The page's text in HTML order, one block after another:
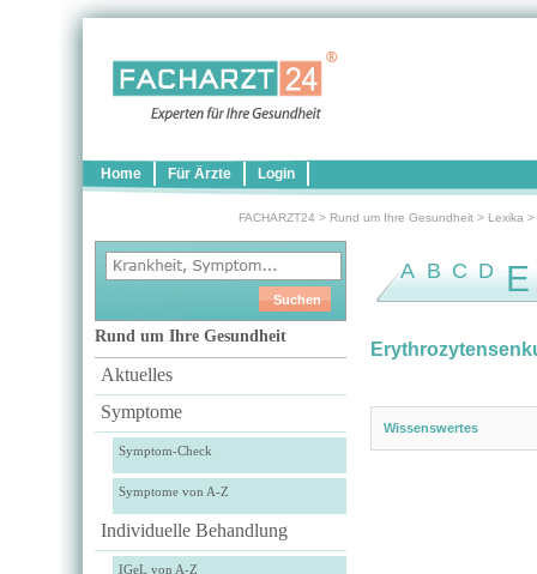
Home Für Ärzte Login
FACHARZT24 > Rund um Ihre Gesundheit > Lexika >
Rund um Ihre Gesundheit
Aktuelles
Symptome
Symptom-Check
Symptome von A-Z
Individuelle Behandlung
IGeL von A-Z
A B C D E
Wissenswertes